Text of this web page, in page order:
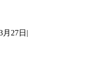
月27日 |